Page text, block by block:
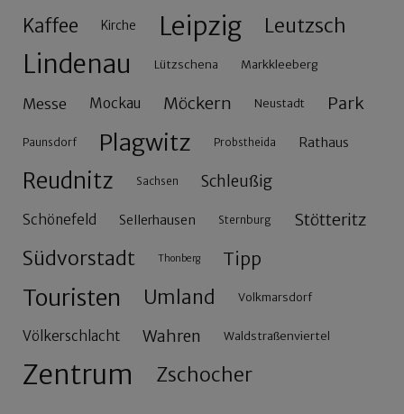
Kaffee Kirche Leipzig Leutzsch
Lindenau Lützschena Markkleeberg
Messe Mockau Möckern Neustadt Park
Paunsdorf Plagwitz Probstheida Rathaus
Reudnitz Sachsen Schleußig
Schönefeld Sellerhausen Sternburg Stötteritz
Südvorstadt Thonberg Tipp
Touristen Umland Volkmarsdorf
Völkerschlacht Wahren Waldstraßenviertel
Zentrum Zschocher